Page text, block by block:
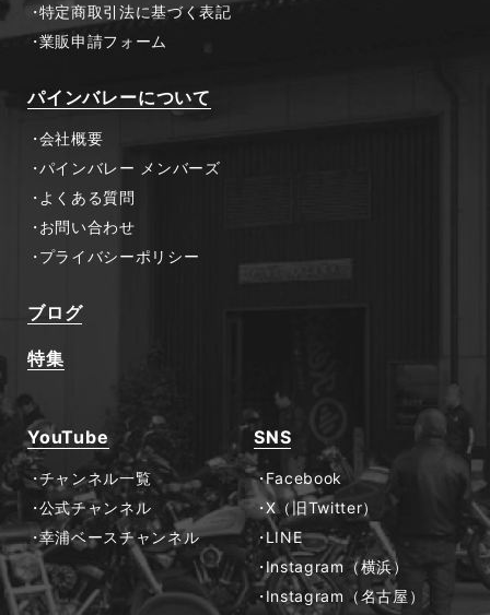
特定商取引法に基づく表記
業販申請フォーム
パインバレーについて
会社概要
パインバレー メンバーズ
よくある質問
お問い合わせ
プライバシーポリシー
ブログ
特集
YouTube
チャンネル一覧
公式チャンネル
幸浦ベースチャンネル
SNS
Facebook
X（旧Twitter）
LINE
Instagram（横浜）
Instagram（名古屋）